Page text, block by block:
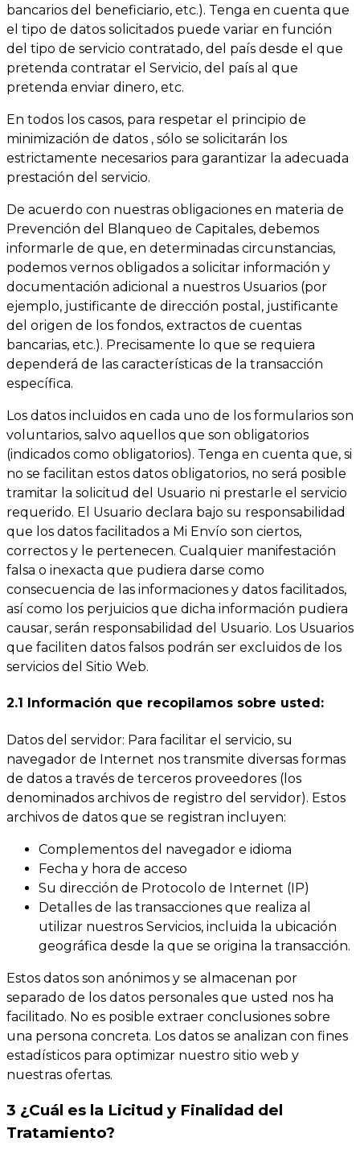
bancarios del beneficiario, etc.). Tenga en cuenta que
el tipo de datos solicitados puede variar en función
del tipo de servicio contratado, del país desde el que
pretenda contratar el Servicio, del país al que
pretenda enviar dinero, etc.
En todos los casos, para respetar el principio de
minimización de datos , sólo se solicitarán los
estrictamente necesarios para garantizar la adecuada
prestación del servicio.
De acuerdo con nuestras obligaciones en materia de
Prevención del Blanqueo de Capitales, debemos
informarle de que, en determinadas circunstancias,
podemos vernos obligados a solicitar información y
documentación adicional a nuestros Usuarios (por
ejemplo, justificante de dirección postal, justificante
del origen de los fondos, extractos de cuentas
bancarias, etc.). Precisamente lo que se requiera
dependerá de las características de la transacción
específica.
Los datos incluidos en cada uno de los formularios son
voluntarios, salvo aquellos que son obligatorios
(indicados como obligatorios). Tenga en cuenta que, si
no se facilitan estos datos obligatorios, no será posible
tramitar la solicitud del Usuario ni prestarle el servicio
requerido. El Usuario declara bajo su responsabilidad
que los datos facilitados a Mi Envío son ciertos,
correctos y le pertenecen. Cualquier manifestación
falsa o inexacta que pudiera darse como
consecuencia de las informaciones y datos facilitados,
así como los perjuicios que dicha información pudiera
causar, serán responsabilidad del Usuario. Los Usuarios
que faciliten datos falsos podrán ser excluidos de los
servicios del Sitio Web.
2.1 Información que recopilamos sobre usted:
Datos del servidor: Para facilitar el servicio, su
navegador de Internet nos transmite diversas formas
de datos a través de terceros proveedores (los
denominados archivos de registro del servidor). Estos
archivos de datos que se registran incluyen:
Complementos del navegador e idioma
Fecha y hora de acceso
Su dirección de Protocolo de Internet (IP)
Detalles de las transacciones que realiza al
utilizar nuestros Servicios, incluida la ubicación
geográfica desde la que se origina la transacción.
Estos datos son anónimos y se almacenan por
separado de los datos personales que usted nos ha
facilitado. No es posible extraer conclusiones sobre
una persona concreta. Los datos se analizan con fines
estadísticos para optimizar nuestro sitio web y
nuestras ofertas.
3 ¿Cuál es la Licitud y Finalidad del
Tratamiento?